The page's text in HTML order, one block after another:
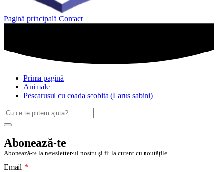
Pagină principală Contact
Prima pagină
Animale
Pescarusul cu coada scobita (Larus sabini)
Caută
după:
Search
Abonează-te
Abonează-te la newsletter-ul nostru și fii la curent cu noutățile
Email *